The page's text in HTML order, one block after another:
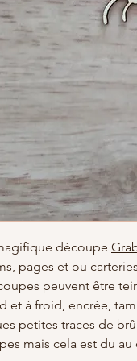
découpe
pages et ou
peuvent être
et à froid, encrée,
petites traces de
mais cela est du au